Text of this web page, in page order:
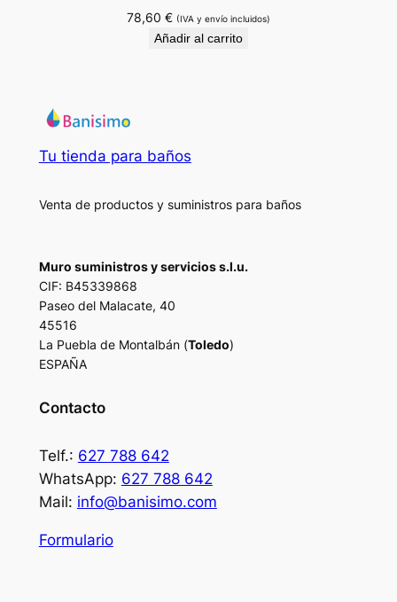
78,60 € (IVA y envío incluidos)
Añadir al carrito
Tu tienda para baños
Venta de productos y suministros para baños
Muro suministros y servicios s.l.u.
CIF: B45339868
Paseo del Malacate, 40
45516
La Puebla de Montalbán (Toledo)
ESPAÑA
Contacto
Telf.: 627 788 642
WhatsApp: 627 788 642
Mail: info@banisimo.com
Formulario